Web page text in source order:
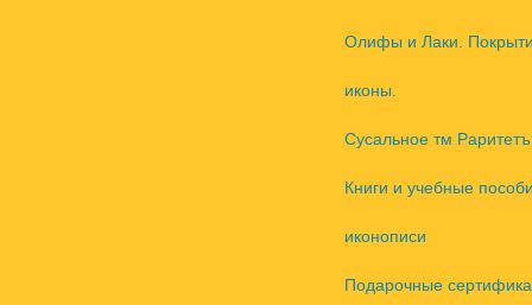
Олифы и Лаки.
иконы.
Сусальное тм Раритетъ
Книги и учебные
иконописи
Подарочные